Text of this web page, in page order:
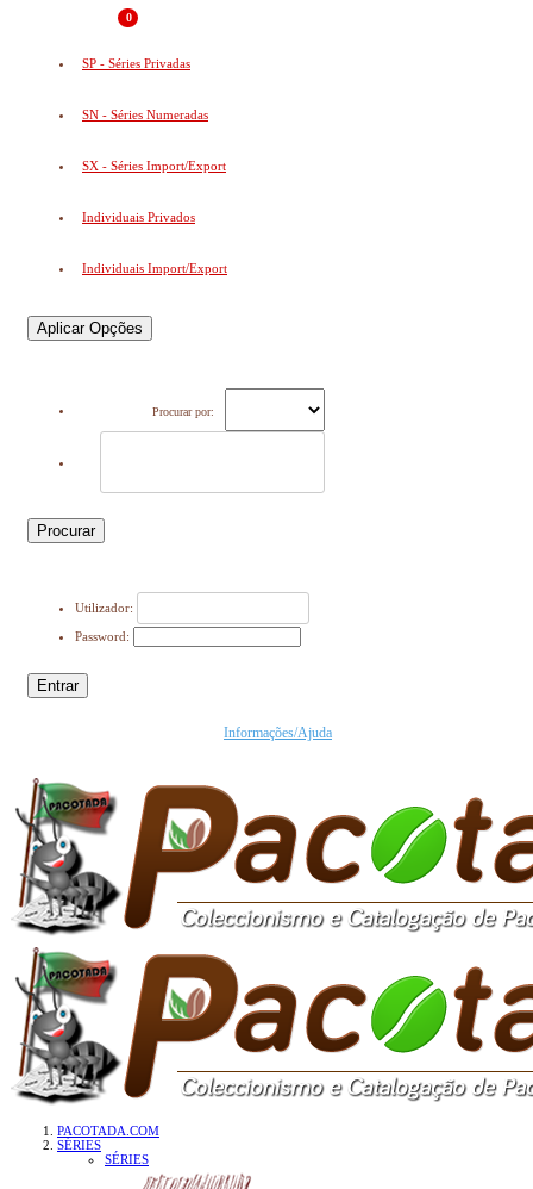
0
SP - Séries Privadas
SN - Séries Numeradas
SX - Séries Import/Export
Individuais Privados
Individuais Import/Export
Aplicar Opções
Procurar por:
Procurar
Utilizador:
Password:
Entrar
Informações/Ajuda
PACOTADA.COM
SÉRIES
SÉRIES